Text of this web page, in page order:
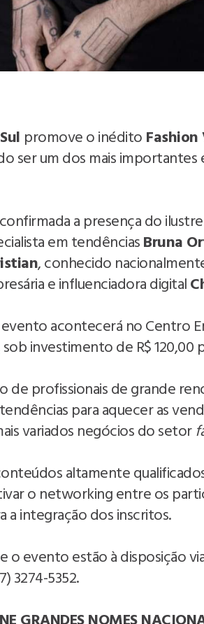
promove o inédito
ser um dos mais
a presença do
em tendênciasBruna
, conhecido
e influenciadora digital
acontecerá no Centro
sob investimento de R$ 120,00
de profissionais de grande
para aquecer as
variados negócios do setor
altamente
o networking entre os
a integração dos inscritos.
o evento estão à disposição
3274-5352.